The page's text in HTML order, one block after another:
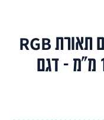
סאונה יבשה קומפקטית עם תאורת RGB
– מידה 1500x1000x1900 מ"מ – דגם